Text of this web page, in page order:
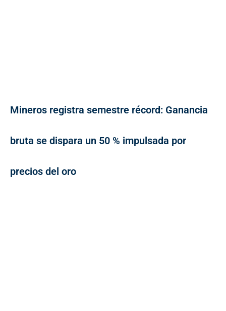
Mineros registra semestre récord: Ganancia
bruta se dispara un 50 % impulsada por
precios del oro